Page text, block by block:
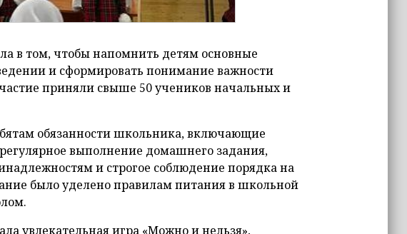
в том, чтобы напомнить детям основные
и сформировать понимание важности
приняли свыше 50 учеников начальных и
обязанности школьника, включающие
выполнение домашнего задания,
и строгое соблюдение порядка на
было уделено правилам питания в школьной
увлекательная игра «Можно и нельзя»,